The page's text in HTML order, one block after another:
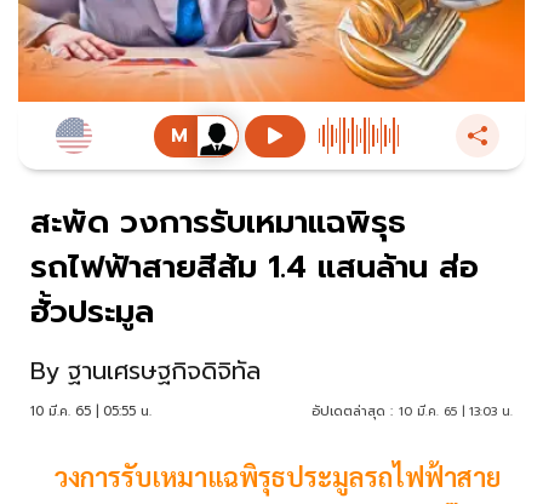
สะพัด วงการรับเหมาแฉพิรุธ
รถไฟฟ้าสายสีส้ม 1.4 แสนล้าน ส่อ
ฮั้วประมูล
By ฐานเศรษฐกิจดิจิทัล
10 มี.ค. 65 | 05:55 น. อัปเดตล่าสุด : 10 มี.ค. 65 | 13:03 น.
วงการรับเหมาแฉพิรุธประมูลรถไฟฟ้าสาย